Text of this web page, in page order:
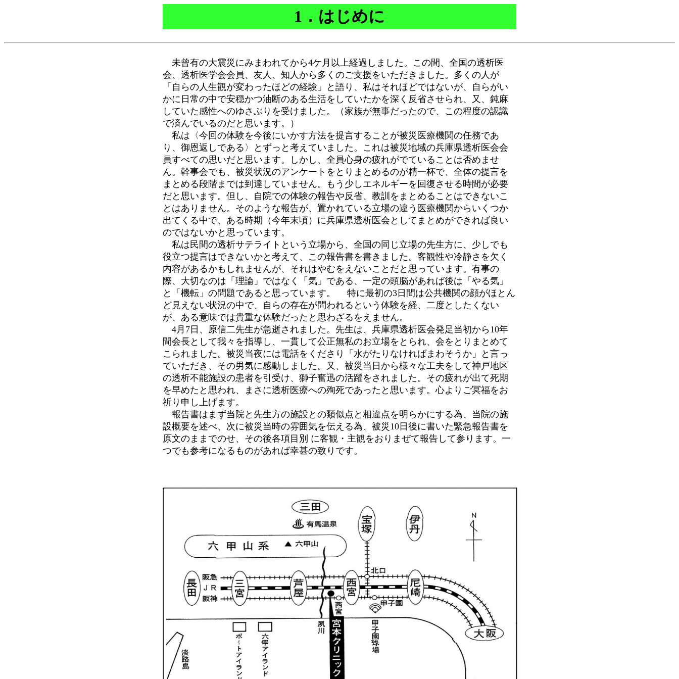
1．はじめに
未曾有の大震災にみまわれてから4ケ月以上経過しました。この間、全国の透析医
会、透析医学会会員、友人、知人から多くのご支援をいただきました。多くの人が
「自らの人生観が変わったほどの経験」と語り、私はそれほどではないが、自らがい
かに日常の中で安穏かつ油断のある生活をしていたかを深く反省させられ、又、鈍麻
していた感性へのゆさぶりを受けました。（家族が無事だったので、この程度の認識
で済んでいるのだと思います。）
私は〈今回の体験を今後にいかす方法を提言することが被災医療機関の任務であ
り、御恩返しである〉とずっと考えていました。これは被災地域の兵庫県透析医会会
員すべての思いだと思います。しかし、全員心身の疲れがでていることは否めませ
ん。幹事会でも、被災状況のアンケートをとりまとめるのが精一杯で、全体の提言を
まとめる段階までは到達していません。もう少しエネルギーを回復させる時間が必要
だと思います。但し、自院での体験の報告や反省、教訓をまとめることはできないこ
とはありません。そのような報告が、置かれている立場の違う医療機関からいくつか
出てくる中で、ある時期（今年末頃）に兵庫県透析医会としてまとめができれば良い
のではないかと思っています。
私は民間の透析サテライトという立場から、全国の同じ立場の先生方に、少しでも
役立つ提言はできないかと考えて、この報告書を書きました。客観性や冷静さを欠く
内容があるかもしれませんが、それはやむをえないことだと思っています。有事の
際、大切なのは「理論」ではなく「気」である、一定の頭脳があれば後は「やる気」
と「機転」の問題であると思っています。 特に最初の3日間は公共機関の顔がほとん
ど見えない状況の中で、自らの存在が問われるという体験を経、二度としたくない
が、ある意味では貴重な体験だったと思わざるをえません。
4月7日、原信二先生が急逝されました。先生は、兵庫県透析医会発足当初から10年
間会長として我々を指導し、一貫して公正無私のお立場をとられ、会をとりまとめて
こられました。被災当夜には電話をくださり「水がたりなければまわそうか」と言っ
ていただき、その男気に感動しました。又、被災当日から様々な工夫をして神戸地区
の透析不能施設の患者を引受け、獅子奮迅の活躍をされました。その疲れが出て死期
を早めたと思われ、まさに透析医療への殉死であったと思います。心よりご冥福をお
祈り申し上げます。
報告書はまず当院と先生方の施設との類似点と相違点を明らかにする為、当院の施
設概要を述べ、次に被災当時の雰囲気を伝える為、被災10日後に書いた緊急報告書を
原文のままでのせ、その後各項目別 に客観・主観をおりまぜて報告して参ります。一
つでも参考になるものがあれば幸甚の致りです。